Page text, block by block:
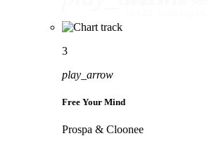
3
play_arrow
Free Your Mind
Prospa & Cloonee